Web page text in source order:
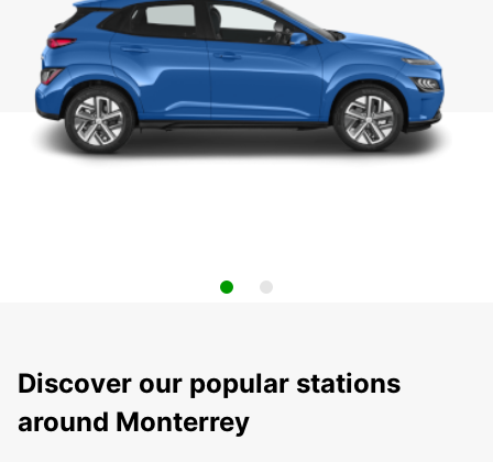
Discover our popular stations
around Monterrey